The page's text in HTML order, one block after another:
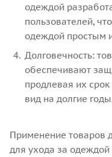
одеждой
пользователей,
одеждой простым
Долговечность:
обеспечивают
продлевая их
вид на долгие
Применение товаров
для ухода за